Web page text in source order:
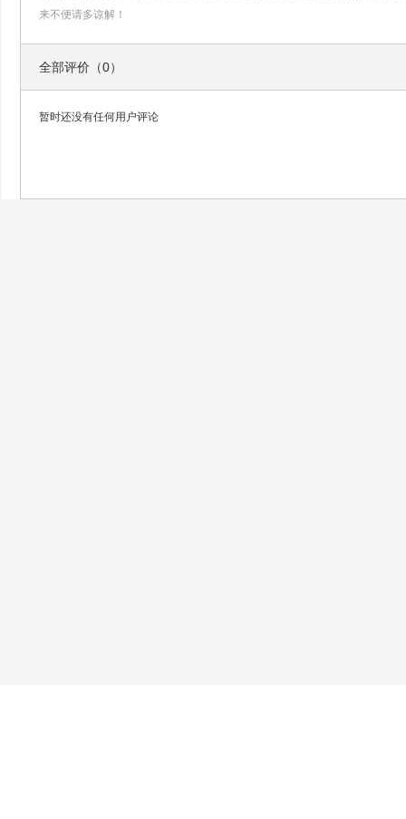
来不便请多谅解！
全部评价（0）
暂时还没有任何用户评论